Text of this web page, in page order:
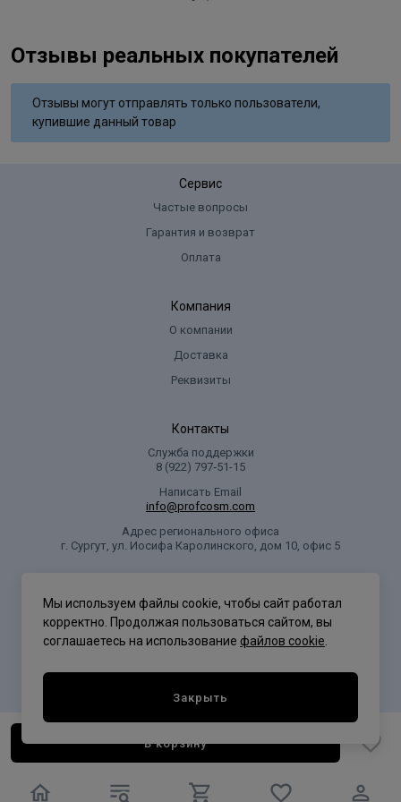
В корзину
Отзывы реальных покупателей
Отзывы могут отправлять только пользователи,
купившие данный товар
Сервис
Частые вопросы
Гарантия и возврат
Оплата
Компания
О компании
Доставка
Реквизиты
Контакты
Служба поддержки
8 (922) 797‑51-15
Написать Email
info@profcosm.com
Адрес регионального офиса
г. Сургут, ул. Иосифа Каролинского, дом 10, офис 5
Мы используем файлы cookie, чтобы сайт работал
корректно. Продолжая пользоваться сайтом, вы
соглашаетесь на использование файлов cookie
Закрыть